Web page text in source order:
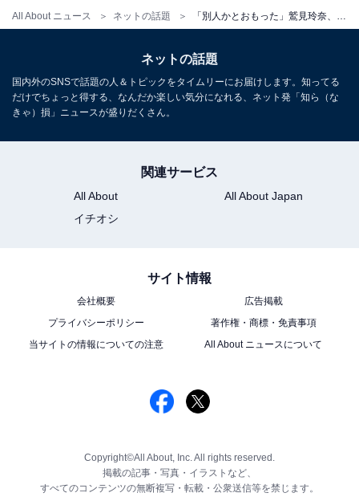
All About ニュース ネットの話題 「別人かとおもった」鷲見玲奈、ワイルドな汗だくグラビアショットで美ボディ披露！ 「美しすぎる」
ネットの話題
国内外のSNSで話題の人＆トピックをタイムリーにお届けします。知ってる
だけでちょっと得する、なんだか楽しい気分になれる、ネット発「知ら（な
きゃ）損」ニュースが盛りだくさん。
関連サービス
All About
All About Japan
イチオシ
サイト情報
会社概要
広告掲載
プライバシーポリシー
著作権・商標・免責事項
当サイトの情報についての注意
All About ニュースについて
Copyright©All About, Inc. All rights reserved.
掲載の記事・写真・イラストなど、
すべてのコンテンツの無断複写・転載・公衆送信等を禁じます。